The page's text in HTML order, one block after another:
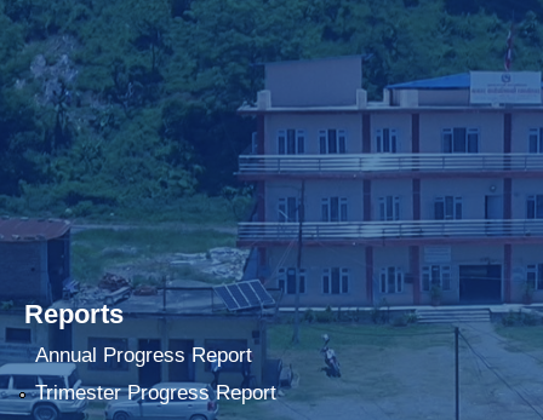
Reports
Annual Progress Report
Trimester Progress Report